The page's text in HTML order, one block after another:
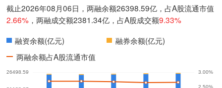
截止2026年08月06日，两融余额26398.59亿，占A股流通市值
2.66% ，两融成交额2381.34亿，占A股成交额9.33%
融资余额(亿元)
融券余额(亿元)
两融余额占A股流通市值